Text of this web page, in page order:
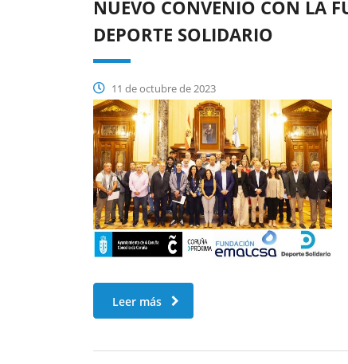
NUEVO CONVENIO CON LA
DEPORTE SOLIDARIO
11 de octubre de 2023
Leer más